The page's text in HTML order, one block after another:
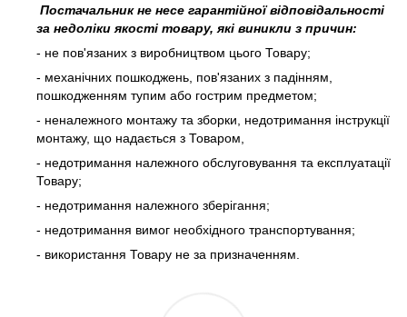
Постачальник не несе гарантійної відповідальності
за недоліки якості товару, які виникли з причин:
- не пов'язаних з виробництвом цього Товару;
- механічних пошкоджень, пов'язаних з падінням,
пошкодженням тупим або гострим предметом;
- неналежного монтажу та зборки, недотримання інструкції
монтажу, що надається з Товаром,
- недотримання належного обслуговування та експлуатації
Товару;
- недотримання належного зберігання;
- недотримання вимог необхідного транспортування;
- використання Товару не за призначенням.